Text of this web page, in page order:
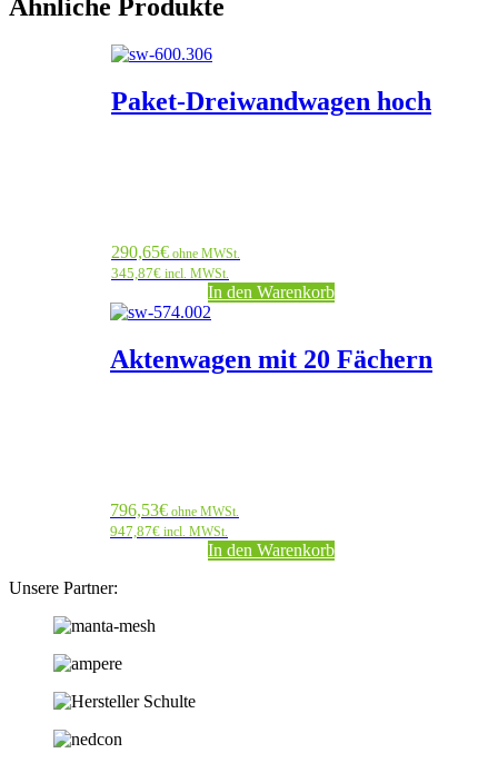
Ähnliche Produkte
Paket-Dreiwandwagen hoch
290,65€ ohne MWSt.
345,87€ incl. MWSt.
In den Warenkorb
Aktenwagen mit 20 Fächern
796,53€ ohne MWSt.
947,87€ incl. MWSt.
In den Warenkorb
Unsere Partner: